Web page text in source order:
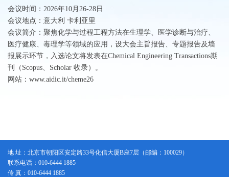
会议时间：2026年10月26-28日
会议地点：意大利 卡利亚里
会议简介：聚焦化学与过程工程方法在生理学、医学诊断与治疗、
医疗健康、毒理学等领域的应用，设大会主旨报告、专题报告及墙
报展示环节，入选论文将发表在Chemical Engineering Transactions期
刊（Scopus、Scholar 收录）。
网站： www.aidic.it/cheme26
地 址：北京市朝阳区安定路33号化信大厦B座7层（邮编：100029）
联系电话：010-6444 1885
传 真：010-6444 1885